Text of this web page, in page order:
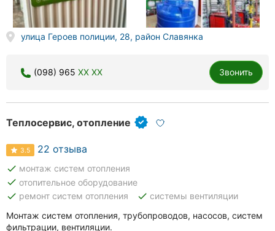
улица Героев полиции, 28, район Славянка
(098) 965 XX XX Звонить
Теплосервис, отопление
3.5 22 отзыва
done монтаж систем отопления
done отопительное оборудование
done ремонт систем отопления done системы вентиляции
Монтаж систем отопления, трубопроводов, насосов, систем
фильтрации, вентиляции.